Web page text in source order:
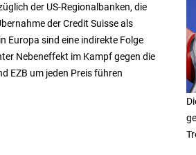
der US-Regionalbanken, die
der Credit Suisse als
Europa sind eine indirekte Folge
Nebeneffekt im Kampf gegen die
EZB um jeden Preis führen